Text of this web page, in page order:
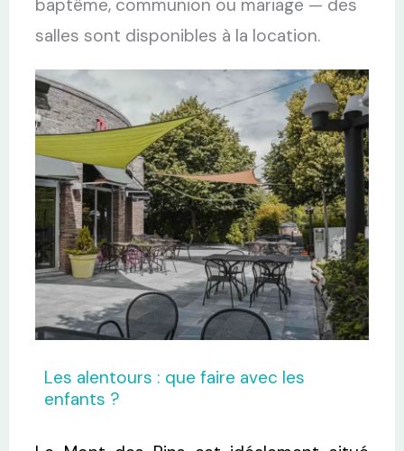
baptême, communion ou mariage — des
salles sont disponibles à la location.
Les alentours : que faire avec les
enfants ?